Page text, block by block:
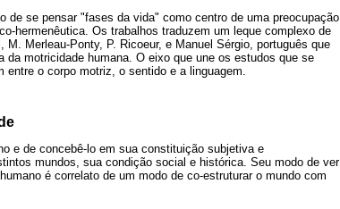
se pensar "fases da vida" como centro de uma preocupação
hermenêutica. Os trabalhos traduzem um leque complexo de
Merleau-Ponty, P. Ricoeur, e Manuel Sérgio, português que
motricidade humana. O eixo que une os estudos que se
o corpo motriz, o sentido e a linguagem.
e de concebê-lo em sua constituição subjetiva e
mundos, sua condição social e histórica. Seu modo de ver
é correlato de um modo de co-estruturar o mundo com